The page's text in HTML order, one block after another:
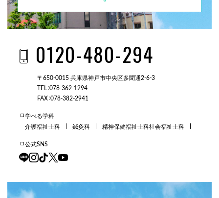
0120-480-294
〒650-0015 兵庫県神戸市中央区多聞通2-6-3
TEL：078-362-1294
FAX：078-382-2941
学べる学科
介護福祉士科
鍼灸科 精神保健福祉士科社会福祉士科
公式SNS